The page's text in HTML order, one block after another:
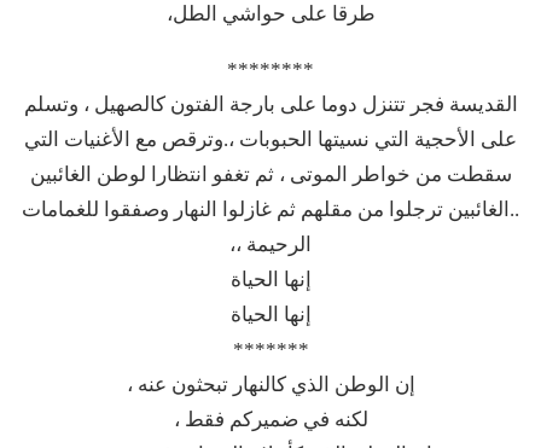
طرقا على حواشي الطل،
********
القديسة فجر تتنزل دوما على بارجة الفتون كالصهيل ، وتسلم
على الأحجية التي نسيتها الحبوبات ،.وترقص مع الأغنيات التي
سقطت من خواطر الموتى ، ثم تغفو انتظارا لوطن الغائبين
..الغائبين ترجلوا من مقلهم ثم غازلوا النهار وصفقوا للغمامات
الرحيمة ،،
إنها الحياة
إنها الحياة
*******
إن الوطن الذي كالنهار تبحثون عنه ،
لكنه في ضميركم فقط ،